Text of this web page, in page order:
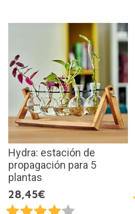
Hydra: estación de
propagación para 5
plantas
28,45€